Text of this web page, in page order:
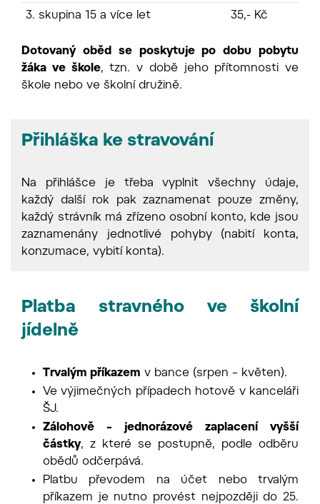
3. skupina 15 a více let 35,- Kč
Dotovaný oběd se poskytuje po dobu pobytu
žáka ve škole, tzn. v době jeho přítomnosti ve
škole nebo ve školní družině.
Přihláška ke stravování
Na přihlášce je třeba vyplnit všechny údaje,
každý další rok pak zaznamenat pouze změny,
každý strávník má zřízeno osobní konto, kde jsou
zaznamenány jednotlivé pohyby (nabití konta,
konzumace, vybití konta).
Platba stravného ve školní
jídelně
Trvalým příkazem v bance (srpen – květen).
Ve výjimečných případech hotově v kanceláři
ŠJ.
Zálohově – jednorázové zaplacení vyšší
částky, z které se postupně, podle odběru
obědů odčerpává.
Platbu převodem na účet nebo trvalým
příkazem je nutno provést nejpozději do 25.